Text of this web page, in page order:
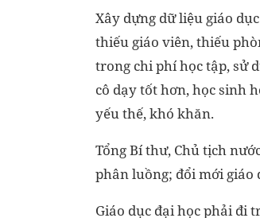
Xây dựng dữ liệu giáo
thiếu giáo viên, thiếu
trong chi phí học tập, sử
cô dạy tốt hơn, học sinh
yếu thế, khó khăn.
Tổng Bí thư, Chủ tịch
phân luồng; đổi mới giáo
Giáo dục đại học phải đi